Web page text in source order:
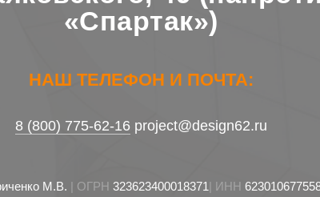
«Спартак»)
НАШ ТЕЛЕФОН И ПОЧТА:
8 (800) 775-62-16project@design62.ru
М.В. | ОГРН 323623400018371| ИНН